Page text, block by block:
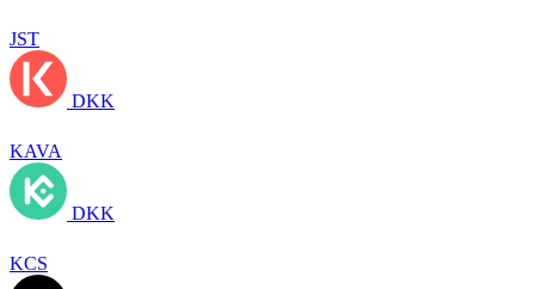
JST
DKK
KAVA
DKK
KCS